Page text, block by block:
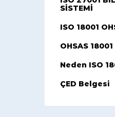
SİSTEMİ
ISO 18001
OHSAS
Neden ISO
ÇED Belgesi